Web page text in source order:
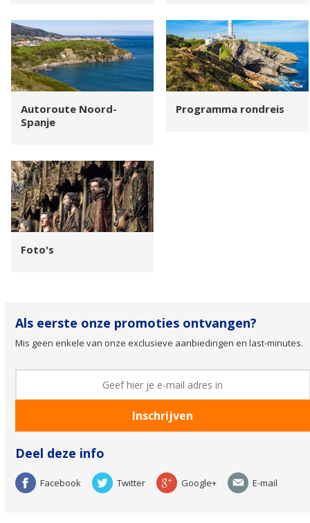
Autoroute Noord-
Spanje
Programma rondreis
Foto's
Als eerste onze promoties ontvangen?
Mis geen enkele van onze exclusieve aanbiedingen en last-minutes.
Deel deze info
Facebook Twitter Google+ E-mail